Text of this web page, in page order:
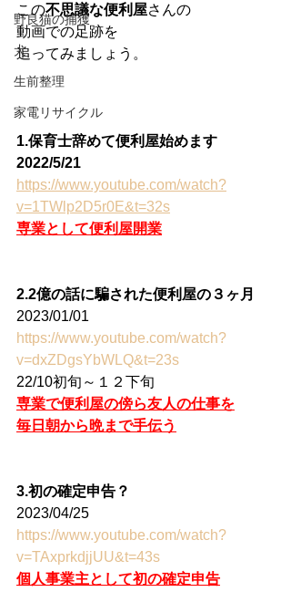
野良猫の捕獲
犬
生前整理
家電リサイクル
この不思議な便利屋さんの
動画での足跡を
追ってみましょう。
1.保育士辞めて便利屋始めます
2022/5/21
https://www.youtube.com/watch?
v=1TWlp2D5r0E&t=32s
専業として便利屋開業
2.2億の話に騙された便利屋の３ヶ月
2023/01/01
https://www.youtube.com/watch?
v=dxZDgsYbWLQ&t=23s
22/10初旬～１２下旬
専業で便利屋の傍ら友人の仕事を
毎日朝から晩まで手伝う
3.初の確定申告？
2023/04/25
https://www.youtube.com/watch?
v=TAxprkdjjUU&t=43s
個人事業主として初の確定申告